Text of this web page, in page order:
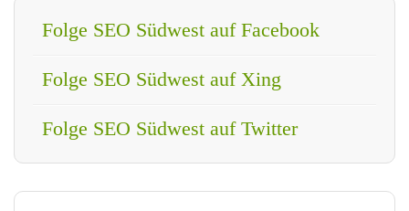
Folge SEO Südwest auf Facebook
Folge SEO Südwest auf Xing
Folge SEO Südwest auf Twitter